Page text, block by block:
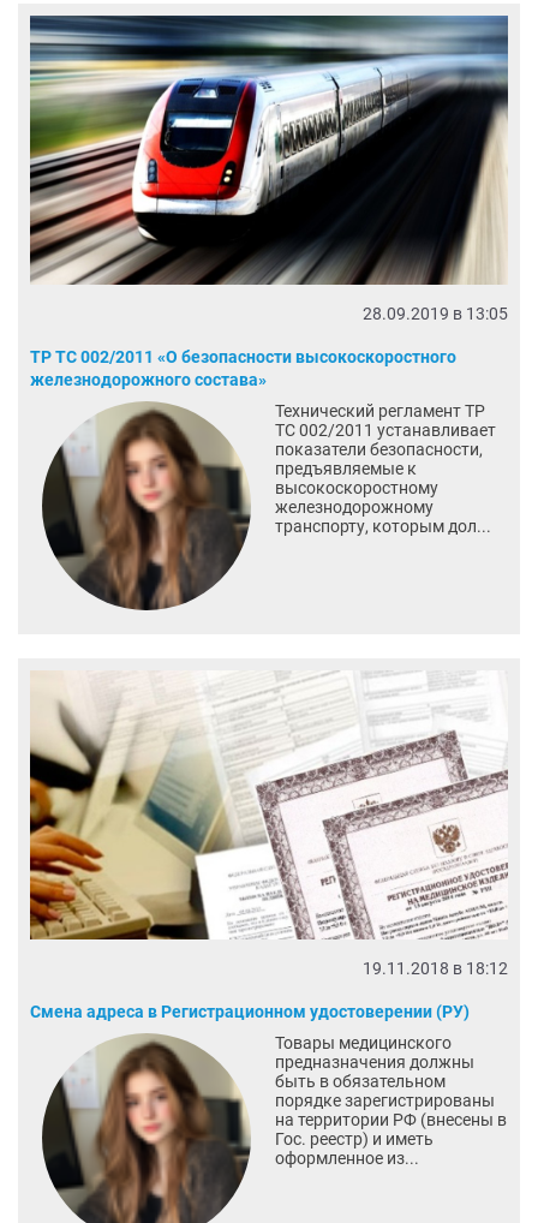
28.09.2019 в 13:05
ТР ТС 002/2011 «О безопасности высокоскоростного
железнодорожного состава»
Технический регламент ТР
ТС 002/2011 устанавливает
показатели безопасности,
предъявляемые к
высокоскоростному
железнодорожному
транспорту, которым дол...
19.11.2018 в 18:12
Смена адреса в Регистрационном удостоверении (РУ)
Товары медицинского
предназначения должны
быть в обязательном
порядке зарегистрированы
на территории РФ (внесены в
Гос. реестр) и иметь
оформленное из...